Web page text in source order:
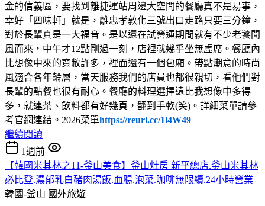
金的信義區，要找到離捷運站周邊大空間的餐廳真不是易事，
幸好「四味軒」就是，離忠孝敦化三號出口走路只要三分鐘，
對於長輩真是一大福音。是以還在試營運期間就有不少老饕聞
風而來，中午才12點剛過一刻，店裡就幾乎坐無虛席。餐廳內
比想像中來的寬敝許多，裡面還有一個包廂。帶點潮意的時尚
風適合各年齡層，當天服務我們的店員也都很親切，看他們對
長輩的點餐也很有耐心。餐廳的料理選擇遠比我想像中多得
多，就連茶、飲料都有好幾頁，翻到手軟(笑)。詳細菜單請參
考官網連結。2026菜單https://reurl.cc/1l4W49
繼續閱讀
1週前
【韓國米其林之11-釜山美食】釜山灶房 新平總店.釜山米其林
必比登.濃郁乳白豬肉湯飯.血腸.泡菜.咖啡無限續.24小時營業
韓國-釜山 國外旅遊